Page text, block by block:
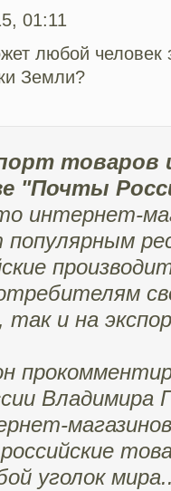
01:11
любой человек
Земли?
товаров
"Почты
интернет-
и на
Владимира
уголок